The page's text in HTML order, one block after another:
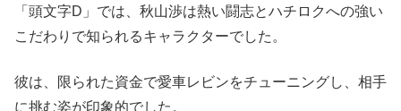
「頭文字D」では、秋山渉は熱い闘志とハチロクへの強い
こだわりで知られるキャラクターでした。
彼は、限られた資金で愛車レビンをチューニングし、相手
に挑む姿が印象的でした。